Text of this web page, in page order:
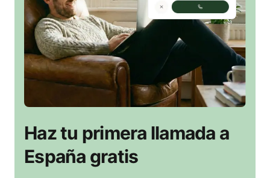
Haz tu primera llamada a
España gratis